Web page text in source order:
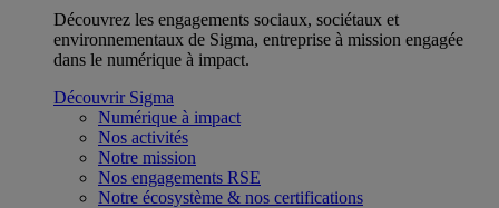
Découvrez les engagements sociaux, sociétaux et
environnementaux de Sigma, entreprise à mission engagée
dans le numérique à impact.
Découvrir Sigma
Numérique à impact
Nos activités
Notre mission
Nos engagements RSE
Notre écosystème & nos certifications